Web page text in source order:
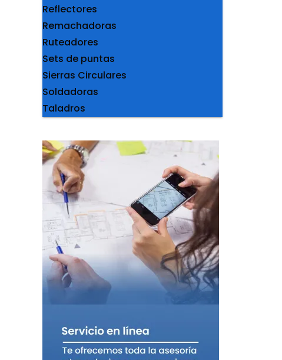
Reflectores
Remachadoras
Ruteadores
Sets de puntas
Sierras Circulares
Soldadoras
Taladros